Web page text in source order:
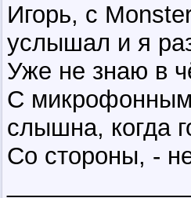
Игорь, с
услышал и я
Уже не знаю в
С микрофонным
слышна, когда
Со стороны, -